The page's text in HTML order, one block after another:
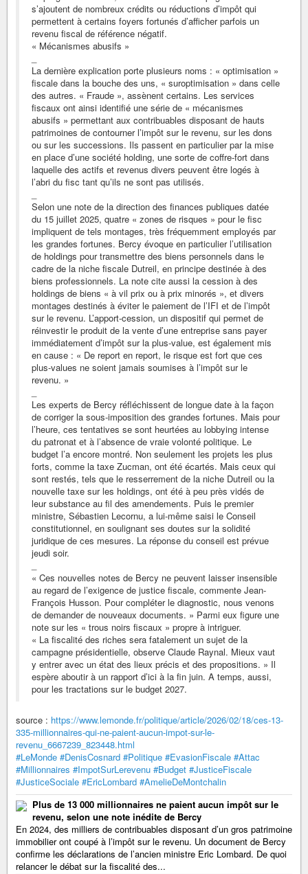
s’ajoutent de nombreux crédits ou réductions d’impôt qui
permettent à certains foyers fortunés d’afficher parfois un
revenu fiscal de référence négatif.
« Mécanismes abusifs »
La dernière explication porte plusieurs noms : « optimisation »
fiscale dans la bouche des uns, « suroptimisation » dans celle
des autres. « Fraude », assènent certains. Les services
fiscaux ont ainsi identifié une série de « mécanismes
abusifs » permettant aux contribuables disposant de hauts
patrimoines de contourner l’impôt sur le revenu, sur les dons
ou sur les successions. Ils passent en particulier par la mise
en place d’une société holding, une sorte de coffre-fort dans
laquelle des actifs et revenus divers peuvent être logés à
l’abri du fisc tant qu’ils ne sont pas utilisés.
Selon une note de la direction des finances publiques datée
du 15 juillet 2025, quatre « zones de risques » pour le fisc
impliquent de tels montages, très fréquemment employés par
les grandes fortunes. Bercy évoque en particulier l’utilisation
de holdings pour transmettre des biens personnels dans le
cadre de la niche fiscale Dutreil, en principe destinée à des
biens professionnels. La note cite aussi la cession à des
holdings de biens « à vil prix ou à prix minorés », et divers
montages destinés à éviter le paiement de l’IFI et de l’impôt
sur le revenu. L’apport-cession, un dispositif qui permet de
réinvestir le produit de la vente d’une entreprise sans payer
immédiatement d’impôt sur la plus-value, est également mis
en cause : « De report en report, le risque est fort que ces
plus-values ne soient jamais soumises à l’impôt sur le
revenu. »
Les experts de Bercy réfléchissent de longue date à la façon
de corriger la sous-imposition des grandes fortunes. Mais pour
l’heure, ces tentatives se sont heurtées au lobbying intense
du patronat et à l’absence de vraie volonté politique. Le
budget l’a encore montré. Non seulement les projets les plus
forts, comme la taxe Zucman, ont été écartés. Mais ceux qui
sont restés, tels que le resserrement de la niche Dutreil ou la
nouvelle taxe sur les holdings, ont été à peu près vidés de
leur substance au fil des amendements. Puis le premier
ministre, Sébastien Lecornu, a lui-même saisi le Conseil
constitutionnel, en soulignant ses doutes sur la solidité
juridique de ces mesures. La réponse du conseil est prévue
jeudi soir.
« Ces nouvelles notes de Bercy ne peuvent laisser insensible
au regard de l’exigence de justice fiscale, commente Jean-
François Husson. Pour compléter le diagnostic, nous venons
de demander de nouveaux documents. » Parmi eux figure une
note sur les « trous noirs fiscaux » propre à intriguer.
« La fiscalité des riches sera fatalement un sujet de la
campagne présidentielle, observe Claude Raynal. Mieux vaut
y entrer avec un état des lieux précis et des propositions. » Il
espère aboutir à un rapport d’ici à la fin juin. A temps, aussi,
pour les tractations sur le budget 2027.
source : https://www.lemonde.fr/politique/article/2026/02/18/ces-13-
335-millionnaires-qui-ne-paient-aucun-impot-sur-le-
revenu_6667239_823448.html
#LeMonde #DenisCosnard #Politique #EvasionFiscale #Attac
#Millionnaires #ImpotSurLerevenu #Budget #JusticeFiscale
#JusticeSociale #EricLombard #AmelieDeMontchalin
Plus de 13 000 millionnaires ne paient aucun impôt sur le
revenu, selon une note inédite de Bercy
En 2024, des milliers de contribuables disposant d’un gros patrimoine
immobilier ont coupé à l’impôt sur le revenu. Un document de Bercy
confirme les déclarations de l’ancien ministre Eric Lombard. De quoi
relancer le débat sur la fiscalité des...